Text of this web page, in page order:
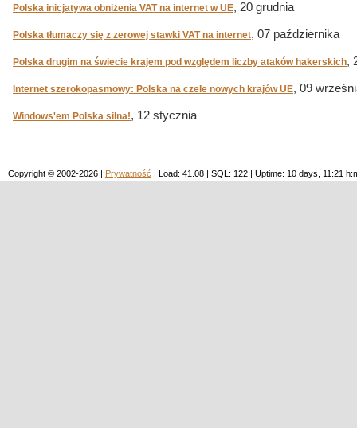
Polska inicjatywa obniżenia VAT na internet w UE, 20 grudnia
Polska tłumaczy się z zerowej stawki VAT na internet, 07 października
Polska drugim na świecie krajem pod względem liczby ataków hakerskich,
Internet szerokopasmowy: Polska na czele nowych krajów UE, 09
Windows'em Polska silna!, 12 stycznia
Copyright © 2002-2026 | Prywatność | Load: 41.08 | SQL: 122 | Uptime: 10 days, 11:21